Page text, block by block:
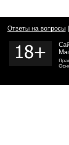
Ответы на вопросы